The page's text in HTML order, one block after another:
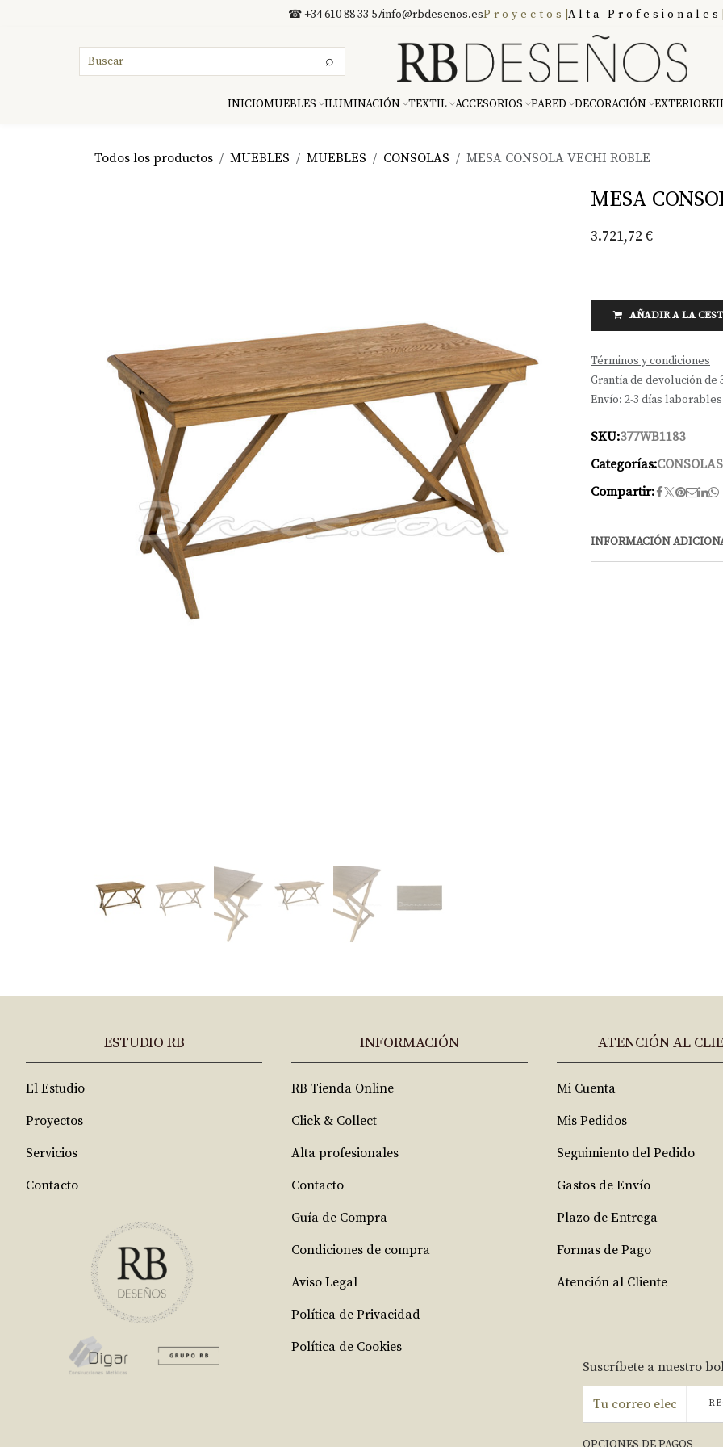
☎ +34 610 88 33 57info@rbdesenos.esProyectos Alta Profesionales
⌕
INICIOMUEBLES ILUMINACIÓN TEXTIL ACCESORIOS PARED DECORACIÓN EXTERIOR
Todos los productos MUEBLES MUEBLES CONSOLAS MESA CONSOLA VECHI ROBLE
MESA
3.721,72 €
AÑADIR A LA
Términos y condiciones
Grantía de devolución de
Envío: 2-3 días laborables
SKU:377WB1183
Categorías:CONSOLAS
Compartir:
INFORMACIÓN
ESTUDIO RB
El Estudio
Proyectos
Servicios
Contacto
INFORMACIÓN
RB Tienda Online
Click & Collect
Alta profesionales
Contacto
Guía de Compra
Condiciones de compra
Aviso Legal
Política de Privacidad
Política de Cookies
ATENCIÓN AL
Mi Cuenta
Mis Pedidos
Seguimiento del Pedido
Gastos de Envío
Plazo de Entrega
Formas de Pago
Atención al Cliente
Suscríbete a nuestro